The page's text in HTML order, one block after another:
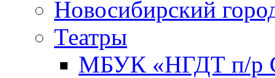
Новосибирский
Театры
МБУК «НГДТ п/р